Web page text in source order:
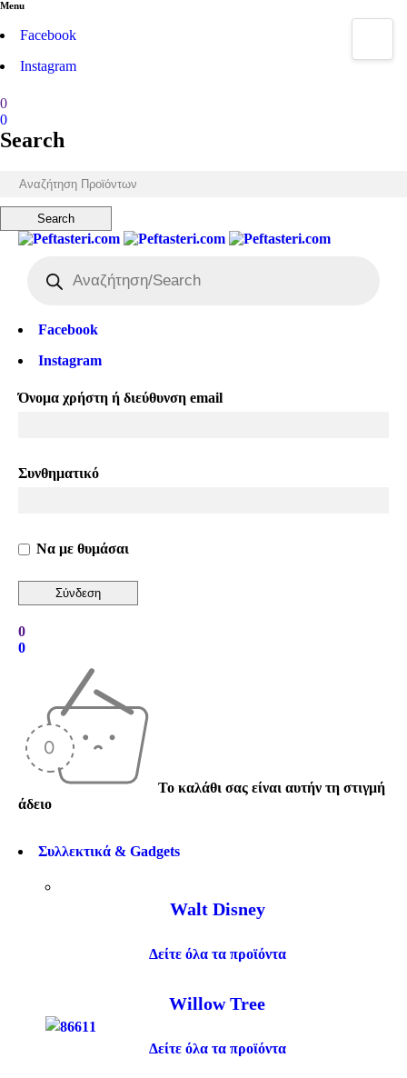
Menu
Facebook
Instagram
0
0
Search
Facebook
Instagram
Όνομα χρήστη ή διεύθυνση email
Συνθηματικό
Να με θυμάσαι
0
0
Το καλάθι σας είναι αυτήν τη στιγμή
άδειο
Συλλεκτικά & Gadgets
Walt Disney
Δείτε όλα τα προϊόντα
Willow Tree
Δείτε όλα τα προϊόντα